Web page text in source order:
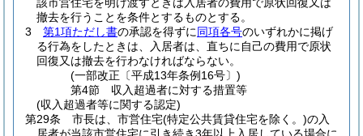
撤去を行うことを条件とするものとする。
3
第1項ただし書の承認を得ずに同項各号のいずれかに掲げ
る行為をしたときは、入居者は、直ちに自己の費用で原状
回復又は撤去を行わなければならない。
(一部改正〔平成13年条例16号〕)
第4節
収入超過者に対する措置等
(収入超過者等に関する認定)
第29条
市長は、市営住宅(特定公共賃貸住宅を除く。)の入